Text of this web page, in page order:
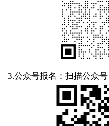
3.公众号报名：扫描公众